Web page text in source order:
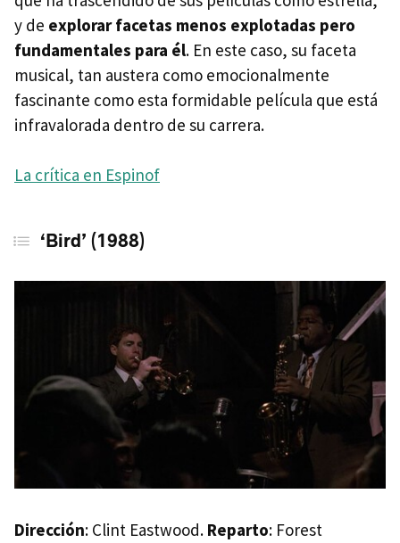
y de explorar facetas menos explotadas pero
fundamentales para él. En este caso, su faceta
musical, tan austera como emocionalmente
fascinante como esta formidable película que está
infravalorada dentro de su carrera.
La crítica en Espinof
‘Bird’ (1988)
Dirección: Clint Eastwood. Reparto: Forest